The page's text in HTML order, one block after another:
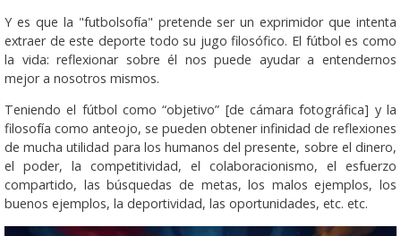
Y es que la "futbolsofía" pretende ser un exprimidor que intenta
extraer de este deporte todo su jugo filosófico. El fútbol es como
la vida: reflexionar sobre él nos puede ayudar a entendernos
mejor a nosotros mismos.
Teniendo el fútbol como “objetivo” [de cámara fotográfica] y la
filosofía como anteojo, se pueden obtener infinidad de reflexiones
de mucha utilidad para los humanos del presente, sobre el dinero,
el poder, la competitividad, el colaboracionismo, el esfuerzo
compartido, las búsquedas de metas, los malos ejemplos, los
buenos ejemplos, la deportividad, las oportunidades, etc. etc.